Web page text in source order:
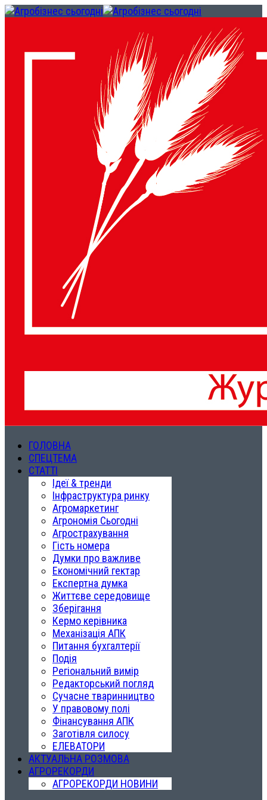
ГОЛОВНА
СПЕЦТЕМА
СТАТТІ
Ідеї & тренди
Інфраструктура ринку
Агромаркетинг
Агрономія Сьогодні
Агрострахування
Гість номера
Думки про важливе
Економічний гектар
Експертна думка
Життєве середовище
Зберігання
Кермо керівника
Механізація АПК
Питання бухгалтерії
Подія
Регіональний вимір
Редакторський погляд
Сучасне тваринництво
У правовому полі
Фінансування АПК
Заготівля силосу
ЕЛЕВАТОРИ
АКТУАЛЬНА РОЗМОВА
АГРОРЕКОРДИ
АГРОРЕКОРДИ НОВИНИ